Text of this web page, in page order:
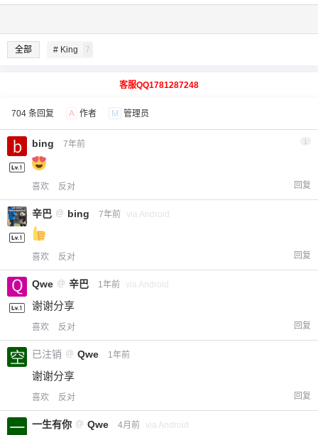
全部 # King 7
客服QQ1781287248
704 条回复 A 作者 M 管理员
bing 7年前
喜欢 反对 回复
辛巴 @ bing 7年前 via Android
喜欢 反对 回复
Qwe @ 辛巴 1年前 via Android
谢谢分享
喜欢 反对 回复
已注销 @ Qwe 1年前
谢谢分享
喜欢 反对 回复
一生有你 @ Qwe 4月前 via Android